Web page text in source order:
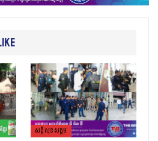
សន្តិសុខសង្គម